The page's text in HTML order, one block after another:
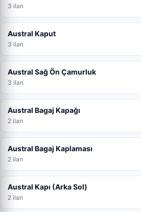
3 ilan
Austral Kaput
3 ilan
Austral Sağ Ön Çamurluk
3 ilan
Austral Bagaj Kapağı
2 ilan
Austral Bagaj Kaplaması
2 ilan
Austral Kapı (Arka Sol)
2 ilan